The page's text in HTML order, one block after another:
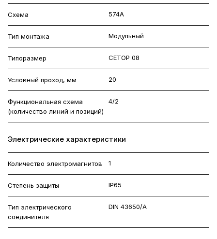
Схема 574А
Тип монтажа Модульный
Типоразмер CETOP 08
Условный проход, мм 20
Функциональная схема
(количество линий и позиций)
4/2
Электрические характеристики
Количество электромагнитов 1
Степень защиты IP65
Тип электрического
соединителя
DIN 43650/A